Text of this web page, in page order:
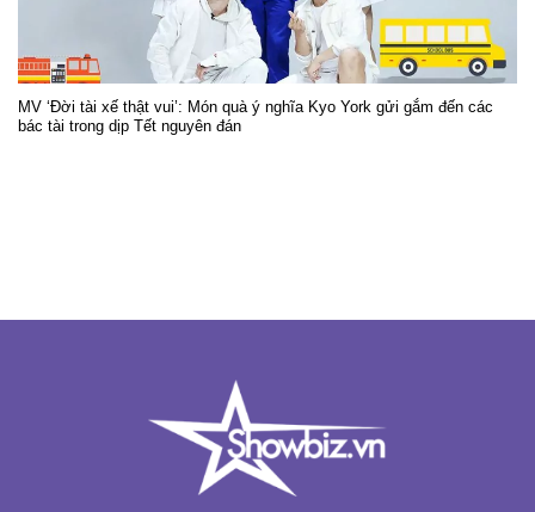
MV ‘Đời tài xế thật vui’: Món quà ý nghĩa Kyo York gửi gắm đến các
bác tài trong dịp Tết nguyên đán